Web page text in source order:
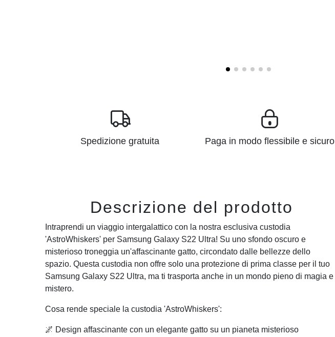
Spedizione gratuita Paga in modo flessibile e sicuro
Descrizione del prodotto
Intraprendi un viaggio intergalattico con la nostra esclusiva custodia
'AstroWhiskers' per Samsung Galaxy S22 Ultra! Su uno sfondo oscuro e
misterioso troneggia un'affascinante gatto, circondato dalle bellezze dello
spazio. Questa custodia non offre solo una protezione di prima classe per il tuo
Samsung Galaxy S22 Ultra, ma ti trasporta anche in un mondo pieno di magia e
mistero.
Cosa rende speciale la custodia 'AstroWhiskers':
🌌 Design affascinante con un elegante gatto su un pianeta misterioso